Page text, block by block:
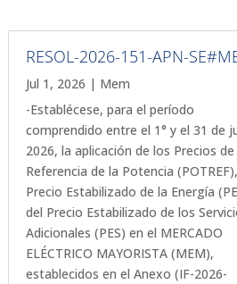
RESOL-2026-151-APN-
Jul 1, 2026 | Mem
-Establécese, para el período
comprendido entre el 1° y el 31 de
2026, la aplicación de los Precios de
Referencia de la Potencia
Precio Estabilizado de la Energía
del Precio Estabilizado de los
Adicionales (PES) en el MERCADO
ELÉCTRICO MAYORISTA (MEM),
establecidos en el Anexo (IF-2026-